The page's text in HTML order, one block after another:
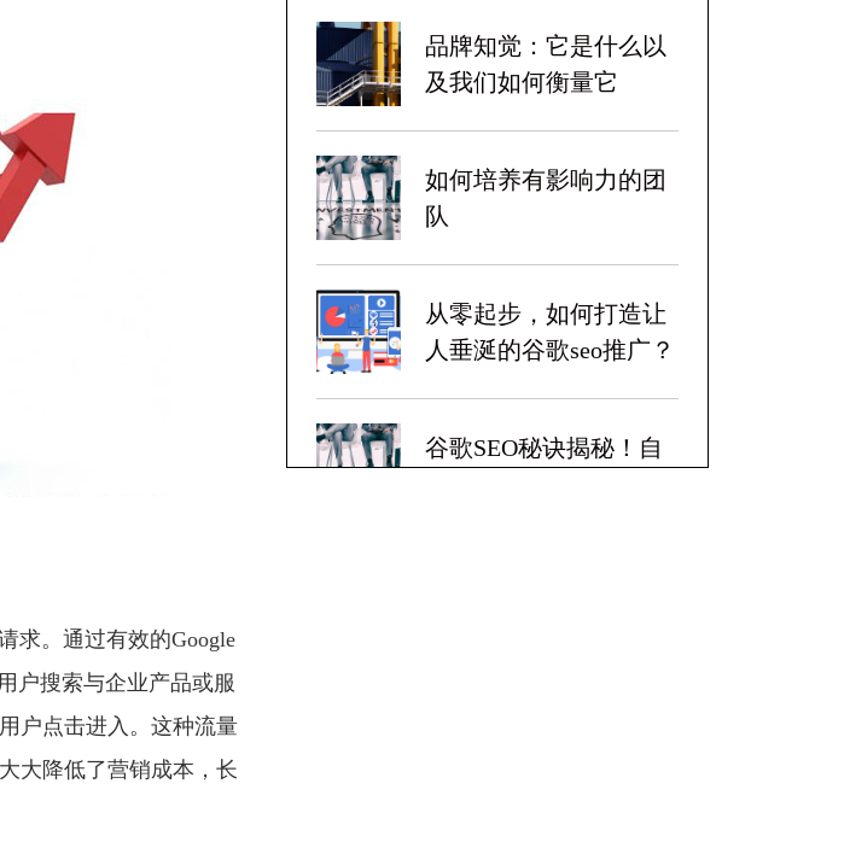
。通过有效的Google
户搜索与企业产品或服
户点击进入。这种流量
大降低了营销成本，长
品牌知觉：它是什么以
及我们如何衡量它
如何培养有影响力的团
队
从零起步，如何打造让
人垂涎的谷歌seo推广？
谷歌SEO秘诀揭秘！自